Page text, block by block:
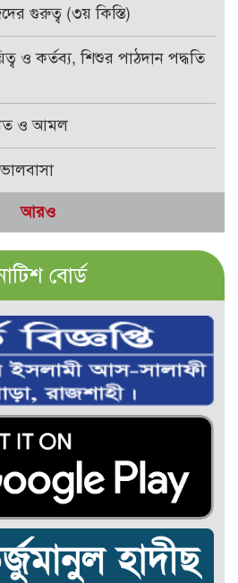
গুরুত্ব (৩য় কিস্তি)
ও কর্তব্য, শিশুর পাঠদান পদ্ধতি
ও আমল
আরও
বোর্ড